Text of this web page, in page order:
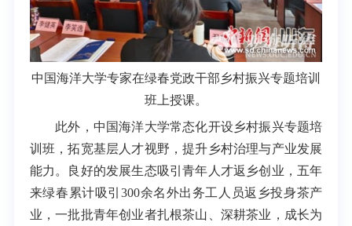
中国海洋大学专家在绿春党政干部乡村振兴专题培训
班上授课。
此外，中国海洋大学常态化开设乡村振兴专题培
训班，拓宽基层人才视野，提升乡村治理与产业发展
能力。良好的发展生态吸引青年人才返乡创业，五年
来绿春累计吸引300余名外出务工人员返乡投身茶产
业，一批批青年创业者扎根茶山、深耕茶业，成长为